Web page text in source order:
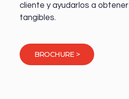
cliente y ayudarlos a
tangibles.
BROCHURE >